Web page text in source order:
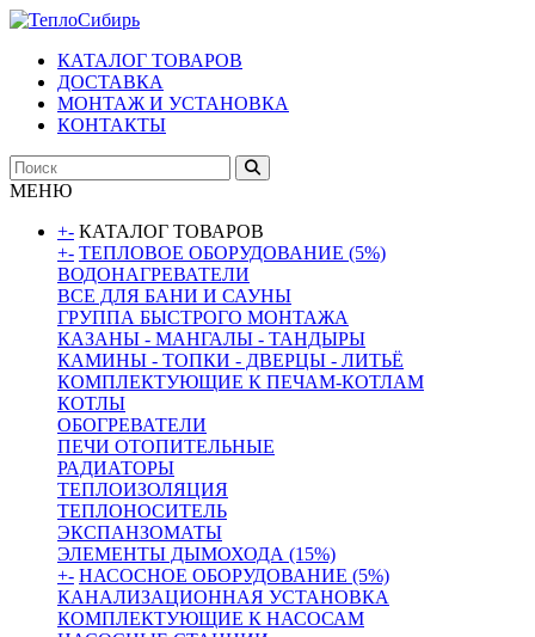
КАТАЛОГ ТОВАРОВ
ДОСТАВКА
МОНТАЖ И УСТАНОВКА
КОНТАКТЫ
МЕНЮ
+- КАТАЛОГ ТОВАРОВ
+- ТЕПЛОВОЕ ОБОРУДОВАНИЕ (5%)
ВОДОНАГРЕВАТЕЛИ
ВСЕ ДЛЯ БАНИ И САУНЫ
ГРУППА БЫСТРОГО МОНТАЖА
КАЗАНЫ - МАНГАЛЫ - ТАНДЫРЫ
КАМИНЫ - ТОПКИ - ДВЕРЦЫ - ЛИТЬЁ
КОМПЛЕКТУЮЩИЕ К ПЕЧАМ-КОТЛАМ
КОТЛЫ
ОБОГРЕВАТЕЛИ
ПЕЧИ ОТОПИТЕЛЬНЫЕ
РАДИАТОРЫ
ТЕПЛОИЗОЛЯЦИЯ
ТЕПЛОНОСИТЕЛЬ
ЭКСПАНЗОМАТЫ
ЭЛЕМЕНТЫ ДЫМОХОДА (15%)
+- НАСОСНОЕ ОБОРУДОВАНИЕ (5%)
КАНАЛИЗАЦИОННАЯ УСТАНОВКА
КОМПЛЕКТУЮЩИЕ К НАСОСАМ